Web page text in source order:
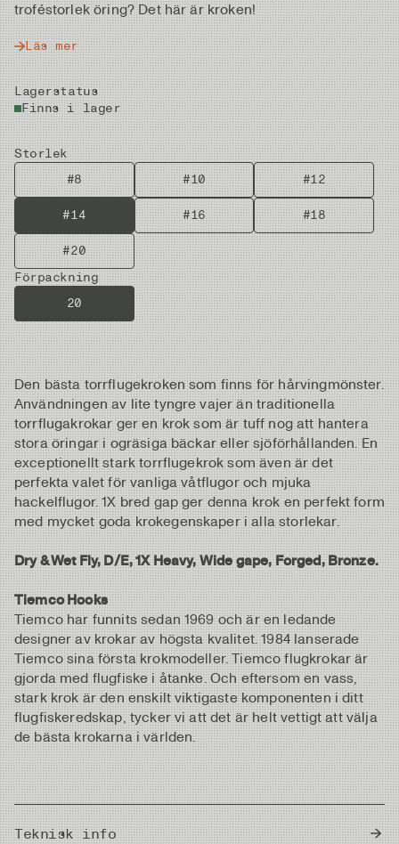
troféstorlek öring? Det här är kroken!
Läs mer
Lagerstatus
Finns i lager
Storlek
#8
#10 #12
#14 #16 #18
#20
Förpackning
20
Den bästa torrflugekroken som finns för hårvingmönster.
Användningen av lite tyngre vajer än traditionella
torrflugakrokar ger en krok som är tuff nog att hantera
stora öringar i ogräsiga bäckar eller sjöförhållanden. En
exceptionellt stark torrflugekrok som även är det
perfekta valet för vanliga våtflugor och mjuka
hackelflugor. 1X bred gap ger denna krok en perfekt form
med mycket goda krokegenskaper i alla storlekar.
Dry & Wet Fly, D/E, 1X Heavy, Wide gape, Forged, Bronze.
Tiemco Hooks
Tiemco har funnits sedan 1969 och är en ledande
designer av krokar av högsta kvalitet. 1984 lanserade
Tiemco sina första krokmodeller. Tiemco flugkrokar är
gjorda med flugfiske i åtanke. Och eftersom en vass,
stark krok är den enskilt viktigaste komponenten i ditt
flugfiskeredskap, tycker vi att det är helt vettigt att välja
de bästa krokarna i världen.
Teknisk info